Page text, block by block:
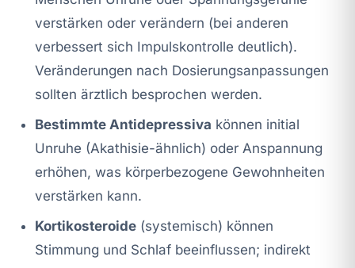
verstärken oder verändern (bei anderen
verbessert sich Impulskontrolle deutlich).
Veränderungen nach Dosierungsanpassungen
sollten ärztlich besprochen werden.
Bestimmte Antidepressiva können initial
Unruhe (Akathisie-ähnlich) oder Anspannung
erhöhen, was körperbezogene Gewohnheiten
verstärken kann.
Kortikosteroide (systemisch) können
Stimmung und Schlaf beeinflussen; indirekt